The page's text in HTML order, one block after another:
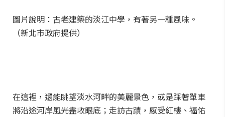
圖片說明：古老建築的淡江中學，有著另一種風味。
（新北市政府提供）
在這裡，還能眺望淡水河畔的美麗景色，或是踩著單車
將沿途河岸風光盡收眼底；走訪古蹟，感受紅樓、福佑